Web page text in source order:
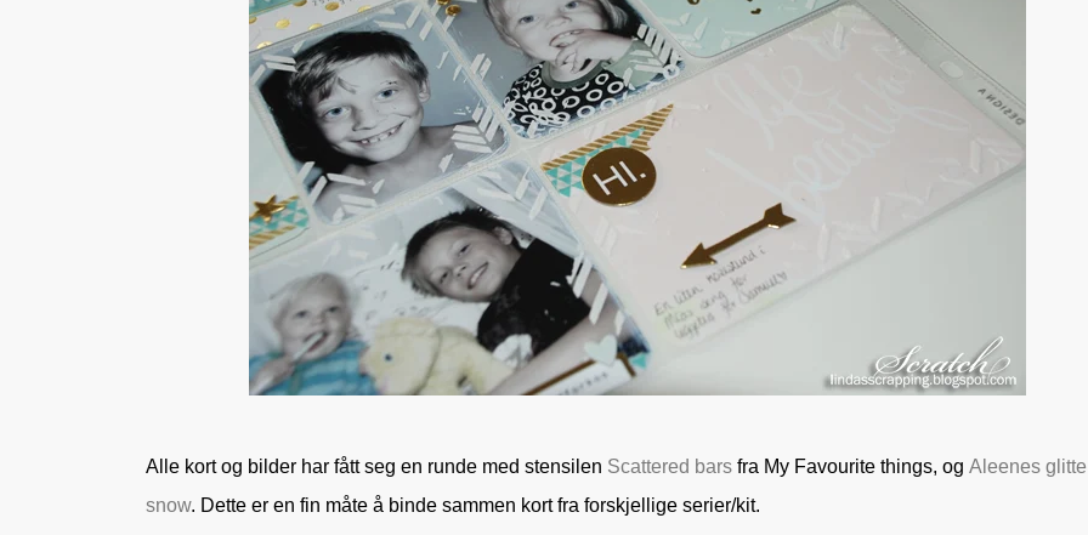
Alle kort og bilder har fått seg en runde med stensilen Scattered barsfra My Favourite things, og Aleenes
snow. Dette er en fin måte å binde sammen kort fra forskjellige serier/kit.